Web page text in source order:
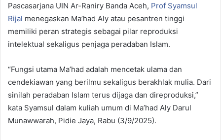
Pascasarjana UIN Ar-Raniry Banda Aceh, Prof Syamsul
Rijal menegaskan Ma’had Aly atau pesantren tinggi
memiliki peran strategis sebagai pilar reproduksi
intelektual sekaligus penjaga peradaban Islam.
“Fungsi utama Ma’had adalah mencetak ulama dan
cendekiawan yang berilmu sekaligus berakhlak mulia. Dari
sinilah peradaban Islam terus dijaga dan direproduksi,”
kata Syamsul dalam kuliah umum di Ma’had Aly Darul
Munawwarah, Pidie Jaya, Rabu (3/9/2025).